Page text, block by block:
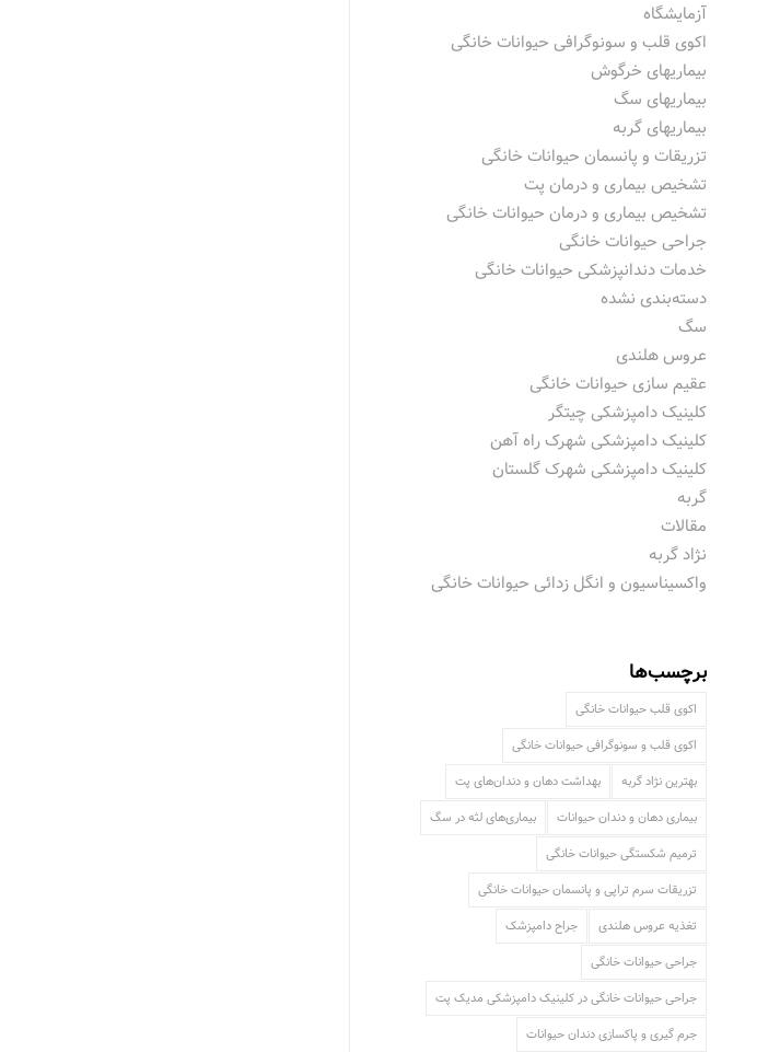
آزمایشگاه
اکوی قلب و سونوگرافی حیوانات خانگی
بیماریهای خرگوش
بیماریهای سگ
بیماریهای گربه
تزریقات و پانسمان حیوانات خانگی
تشخیص بیماری و درمان پت
تشخیص بیماری و درمان حیوانات خانگی
جراحی حیوانات خانگی
خدمات دندانپزشکی حیوانات خانگی
دسته‌بندی نشده
سگ
عروس هلندی
عقیم سازی حیوانات خانگی
کلینیک دامپزشکی چیتگر
کلینیک دامپزشکی شهرک راه آهن
کلینیک دامپزشکی شهرک گلستان
گربه
مقالات
نژاد گربه
واکسیناسیون و انگل زدائی حیوانات خانگی
برچسب‌ها
اکوی قلب حیوانات خانگی
اکوی قلب و سونوگرافی حیوانات خانگی
بهترین نژاد گربه
بهداشت دهان و دندان‌های پت
بیماری دهان و دندان حیوانات
بیماری‌های لثه در سگ
ترمیم شکستگی حیوانات خانگی
تزریقات سرم تراپی و پانسمان حیوانات خانگی
تغذیه عروس هلندی
جراح دامپزشک
جراحی حیوانات خانگی
جراحی حیوانات خانگی در کلینیک دامپزشکی مدیک پت
جرم گیری و پاکسازی دندان حیوانات